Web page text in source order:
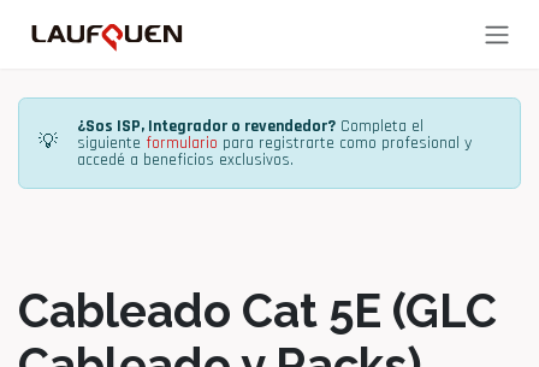
💡
¿Sos ISP, Integrador o revendedor? Completa el
siguiente formulario para registrarte como profesional y
accedé a beneficios exclusivos.
Cableado Cat 5E (GLC